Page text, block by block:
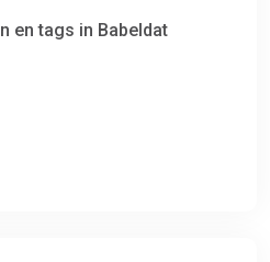
en tags in Babeldat